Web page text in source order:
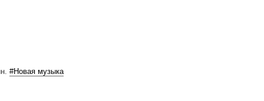
#Новая музыка